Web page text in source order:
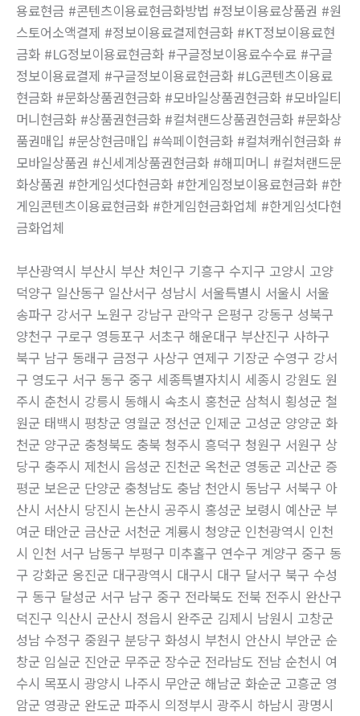
용료현금 #콘텐츠이용료현금화방법 #정보이용료상품권 #원
스토어소액결제 #정보이용료결제현금화 #KT정보이용료현
금화 #LG정보이용료현금화 #구글정보이용료수수료 #구글
정보이용료결제 #구글정보이용료현금화 #LG콘텐츠이용료
현금화 #문화상품권현금화 #모바일상품권현금화 #모바일티
머니현금화 #상품권현금화 #컬쳐랜드상품권현금화 #문화상
품권매입 #문상현금매입 #쓱페이현금화 #컬쳐캐쉬현금화 #
모바일상품권 #신세계상품권현금화 #해피머니 #컬쳐랜드문
화상품권 #한게임섯다현금화 #한게임정보이용료현금화 #한
게임콘텐츠이용료현금화 #한게임현금화업체 #한게임섯다현
금화업체
부산광역시 부산시 부산 처인구 기흥구 수지구 고양시 고양
덕양구 일산동구 일산서구 성남시 서울특별시 서울시 서울
송파구 강서구 노원구 강남구 관악구 은평구 강동구 성북구
양천구 구로구 영등포구 서초구 해운대구 부산진구 사하구
북구 남구 동래구 금정구 사상구 연제구 기장군 수영구 강서
구 영도구 서구 동구 중구 세종특별자치시 세종시 강원도 원
주시 춘천시 강릉시 동해시 속초시 홍천군 삼척시 횡성군 철
원군 태백시 평창군 영월군 정선군 인제군 고성군 양양군 화
천군 양구군 충청북도 충북 청주시 흥덕구 청원구 서원구 상
당구 충주시 제천시 음성군 진천군 옥천군 영동군 괴산군 증
평군 보은군 단양군 충청남도 충남 천안시 동남구 서북구 아
산시 서산시 당진시 논산시 공주시 홍성군 보령시 예산군 부
여군 태안군 금산군 서천군 계룡시 청양군 인천광역시 인천
시 인천 서구 남동구 부평구 미추홀구 연수구 계양구 중구 동
구 강화군 옹진군 대구광역시 대구시 대구 달서구 북구 수성
구 동구 달성군 서구 남구 중구 전라북도 전북 전주시 완산구
덕진구 익산시 군산시 정읍시 완주군 김제시 남원시 고창군
성남 수정구 중원구 분당구 화성시 부천시 안산시 부안군 순
창군 임실군 진안군 무주군 장수군 전라남도 전남 순천시 여
수시 목포시 광양시 나주시 무안군 해남군 화순군 고흥군 영
암군 영광군 완도군 파주시 의정부시 광주시 하남시 광명시